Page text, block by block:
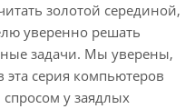
золотой серединой,
уверенно решать
задачи. Мы уверены,
эта серия компьютеров
у заядлых